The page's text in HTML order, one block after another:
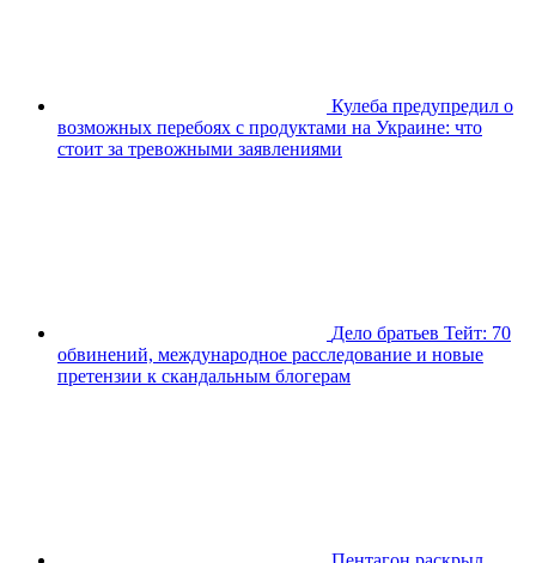
Кулеба предупредил о
возможных перебоях с продуктами на Украине: что
стоит за тревожными заявлениями
Дело братьев Тейт: 70
обвинений, международное расследование и новые
претензии к скандальным блогерам